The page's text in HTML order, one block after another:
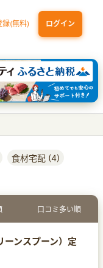
録(無料) ログイン
切替 P-one Wiz
食材宅配 (4)
口コミ多い順
ーンスプーン）定